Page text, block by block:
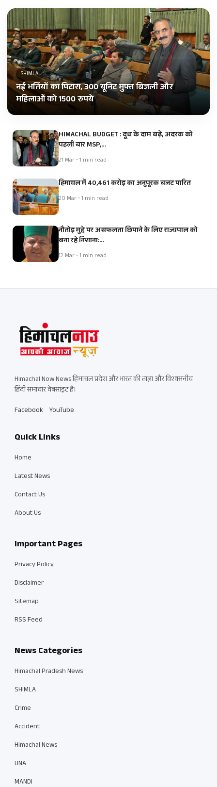
SHIMLA
नई भर्तियों का पिटारा, 300 यूनिट मुफ्त बिजली और
महिलाओं को 1500 रुपये
HIMACHAL BUDGET : दूध के दाम बढ़े, अदरक को
पहली बार MSP,…
21 Mar • 1 min read
हिमाचल में 40,461 करोड़ का अनुपूरक बजट पारित
20 Mar • 1 min read
नौतोड़ मुद्दे पर असफलता छिपाने के लिए राज्यपाल को
बना रहे निशाना:…
12 Mar • 1 min read
Himachal Now News हिमाचल प्रदेश और भारत की ताज़ा और विश्वसनीय
हिंदी समाचार वेबसाइट है।
Facebook YouTube
Quick Links
Home
Latest News
Contact Us
About Us
Important Pages
Privacy Policy
Disclaimer
Sitemap
RSS Feed
News Categories
Himachal Pradesh News
SHIMLA
Crime
Accident
Himachal News
UNA
MANDI